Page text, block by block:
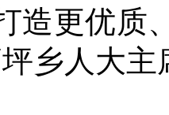
造更优质
乡人大主